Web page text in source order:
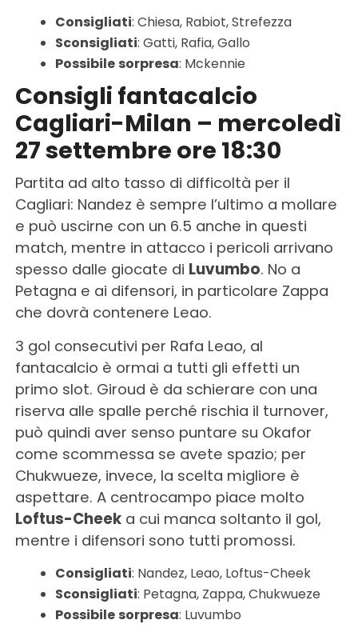
Consigliati: Chiesa, Rabiot, Strefezza
Sconsigliati: Gatti, Rafia, Gallo
Possibile sorpresa: Mckennie
Consigli fantacalcio
Cagliari-Milan – mercoledì
27 settembre ore 18:30
Partita ad alto tasso di difficoltà per il
Cagliari: Nandez è sempre l’ultimo a mollare
e può uscirne con un 6.5 anche in questi
match, mentre in attacco i pericoli arrivano
spesso dalle giocate di Luvumbo. No a
Petagna e ai difensori, in particolare Zappa
che dovrà contenere Leao.
3 gol consecutivi per Rafa Leao, al
fantacalcio è ormai a tutti gli effetti un
primo slot. Giroud è da schierare con una
riserva alle spalle perché rischia il turnover,
può quindi aver senso puntare su Okafor
come scommessa se avete spazio; per
Chukwueze, invece, la scelta migliore è
aspettare. A centrocampo piace molto
Loftus-Cheeka cui manca soltanto il gol,
mentre i difensori sono tutti promossi.
Consigliati: Nandez, Leao, Loftus-Cheek
Sconsigliati: Petagna, Zappa, Chukwueze
Possibile sorpresa: Luvumbo